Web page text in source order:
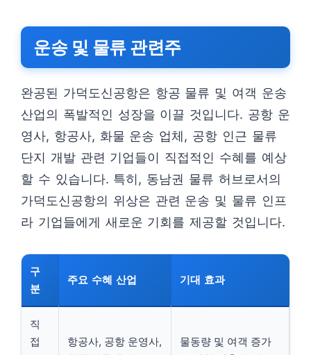
운송 및 물류 관련주
완공된 가덕도신공항은 항공 물류 및 여객 운송
산업의 폭발적인 성장을 이끌 것입니다. 공항 운
영사, 항공사, 화물 운송 업체, 공항 인근 물류
단지 개발 관련 기업들이 직접적인 수혜를 예상
할 수 있습니다. 특히, 동남권 물류 허브로서의
가덕도신공항의 위상은 관련 운송 및 물류 인프
라 기업들에게 새로운 기회를 제공할 것입니다.
구
분
주요 수혜 산업 기대 효과
직
접
항공사, 공항 운영사,
물동량 및 여객 증가